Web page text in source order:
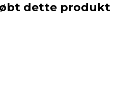
dette produkt